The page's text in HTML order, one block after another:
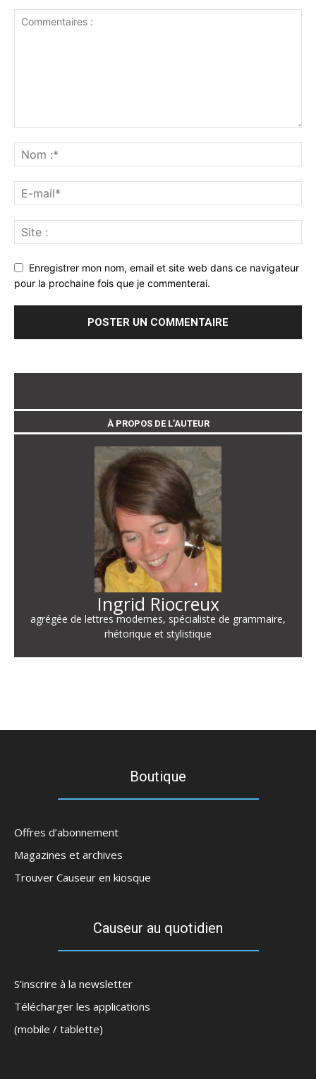
Enregistrer mon nom, email et site web dans ce navigateur
pour la prochaine fois que je commenterai.
À PROPOS DE L’AUTEUR
Ingrid Riocreux
agrégée de lettres modernes, spécialiste de grammaire,
rhétorique et stylistique
Boutique
Offres d’abonnement
Magazines et archives
Trouver Causeur en kiosque
Causeur au quotidien
S’inscrire à la newsletter
Télécharger les applications
(mobile / tablette)